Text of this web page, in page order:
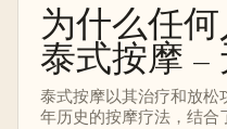
为什么任
泰式按摩 –
泰式按摩以其治疗和放
年历史的按摩疗法，结合